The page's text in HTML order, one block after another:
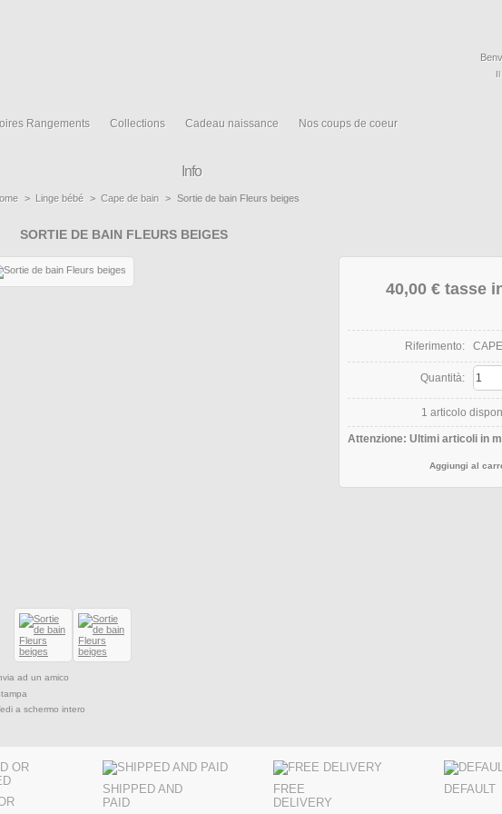
Rangements Collections Cadeau naissance Nos coups de coeur
Info
> Linge bébé > Cape de bain > Sortie de bain Fleurs beiges
SORTIE DE BAIN FLEURS BEIGES
ad un amico
a schermo intero
40,00 € tasse
Riferimento:
Quantità:
1 articolo
Attenzione: Ultimi articoli in
SHIPPED AND
PAID
FREE
DELIVERY
DEFAULT